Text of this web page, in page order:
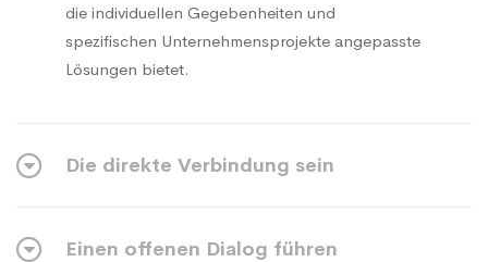
die individuellen Gegebenheiten und
spezifischen Unternehmensprojekte angepasste
Lösungen bietet.
Die direkte Verbindung sein
Einen offenen Dialog führen